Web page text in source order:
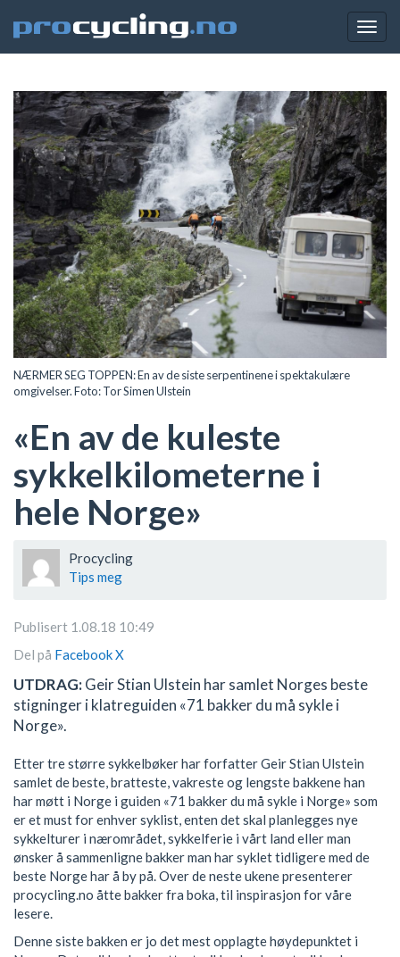
NÆRMER SEG TOPPEN: En av de siste serpentinene i spektakulære
omgivelser. Foto: Tor Simen Ulstein
«En av de kuleste
sykkelkilometerne i
hele Norge»
Procycling
Tips meg
Publisert 1.08.18 10:49
Del på FacebookX
UTDRAG:Geir Stian Ulstein har samlet Norges beste
stigninger i klatreguiden «71 bakker du må sykle i
Norge».
Etter tre større sykkelbøker har forfatter Geir Stian Ulstein
samlet de beste, bratteste, vakreste og lengste bakkene han
har møtt i Norge i guiden «71 bakker du må sykle i Norge» som
er et must for enhver syklist, enten det skal planlegges nye
sykkelturer i nærområdet, sykkelferie i vårt land eller man
ønsker å sammenligne bakker man har syklet tidligere med de
beste Norge har å by på. Over de neste ukene presenterer
procycling.no åtte bakker fra boka, til inspirasjon for våre
lesere.
Denne siste bakken er jo det mest opplagte høydepunktet i